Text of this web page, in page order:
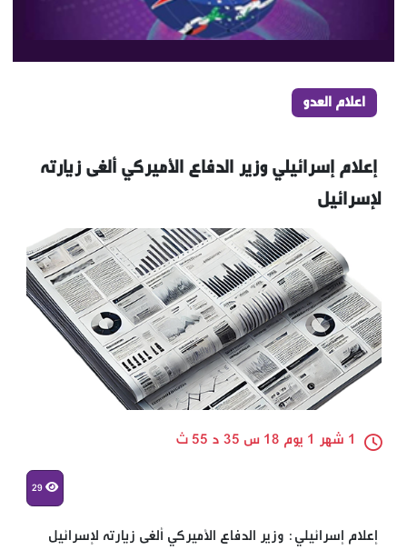
اعلام العدو
‏ إعلام إسرائيلي وزير الدفاع الأميركي ألغى زيارته
لإسرائيل
1 شهر 1 يوم 18 س 35 د 55 ث
29
‏ إعلام إسرائيلي: وزير الدفاع الأميركي ألغى زيارته لإسرائيل